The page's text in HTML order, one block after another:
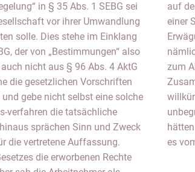
in § 35 Abs. 1 SEBG sei
vor ihrer Umwandlung
solle. Dies stehe im Einklang
der von „Bestimmungen“ also
nicht aus § 96 Abs. 4 AktG
die gesetzlichen Vorschriften
gebe nicht selbst eine solche
verfahren die tatsächliche
sprächen Sinn und Zweck
die vertretene Auffassung.
die erworbenen Rechte
Verkürzung und eben nicht zu
Des Weiteren unterstützen
Fraglich sei ansonsten
gelte. Hier sei es so, dass bis
in seiner konkreten
würde zudem zu
Gesellschaft könne bspw.
einlegen. Auch so
solcher Verfahren, sodass
es